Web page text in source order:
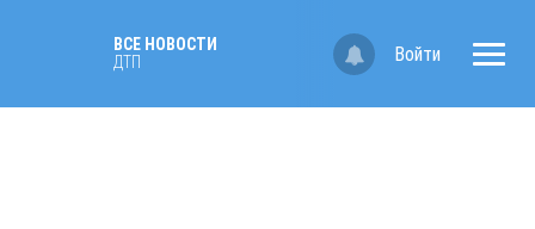
ВСЕ НОВОСТИ
ДТП
Войти